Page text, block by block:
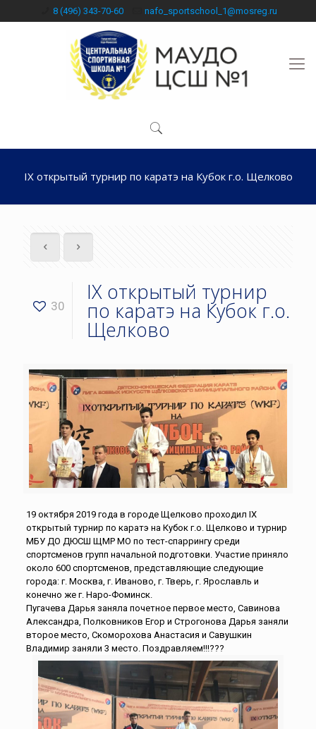
8 (496) 343-70-60 nafo_sportschool_1@mosreg.ru
IX открытый турнир по каратэ на Кубок г.о. Щелково
30
IX открытый турнир
по каратэ на Кубок г.о.
Щелково
19 октября 2019 года в городе Щелково проходил IX
открытый турнир по каратэ на Кубок г.о. Щелково и турнир
МБУ ДО ДЮСШ ЩМР МО по тест-спаррингу среди
спортсменов групп начальной подготовки. Участие приняло
около 600 спортсменов, представляющие следующие
города: г. Москва, г. Иваново, г. Тверь, г. Ярославль и
конечно же г. Наро-Фоминск.
Пугачева Дарья заняла почетное первое место, Савинова
Александра, Полковников Егор и Строгонова Дарья заняли
второе место, Скоморохова Анастасия и Савушкин
Владимир заняли 3 место. Поздравляем!!!???